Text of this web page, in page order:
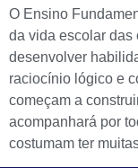
O Ensino
da vida escolar das
desenvolver
raciocínio lógico e
começam a
acompanhará por
costumam ter